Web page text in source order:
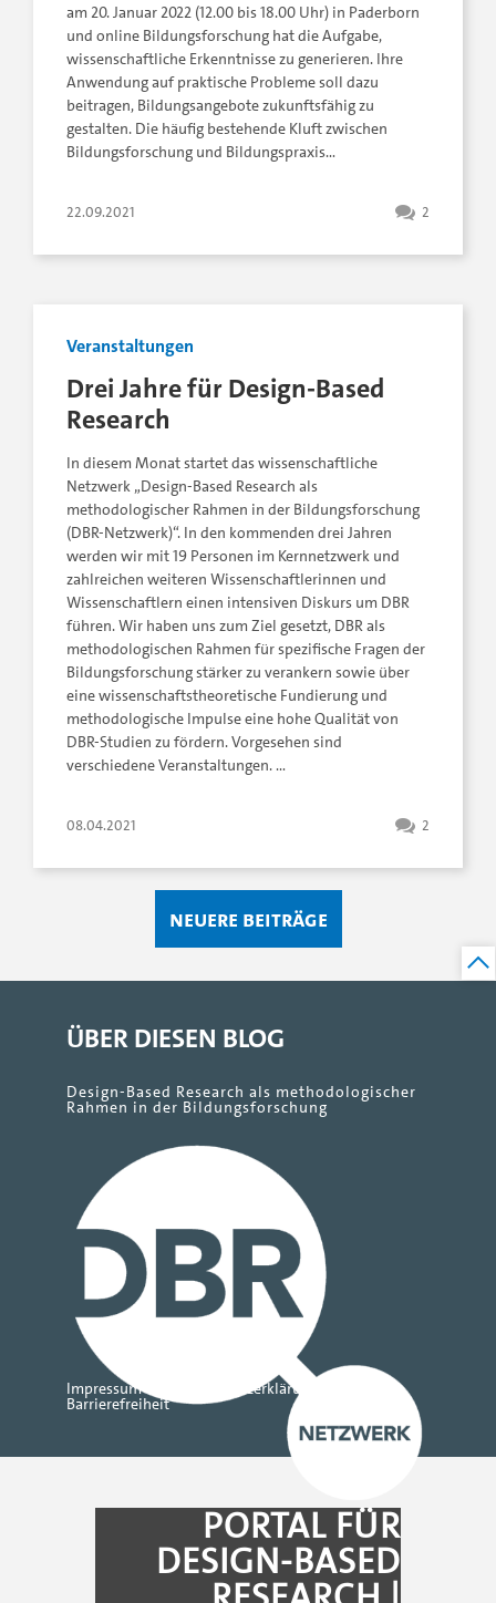
am 20. Januar 2022 (12.00 bis 18.00 Uhr) in Paderborn
und online Bildungsforschung hat die Aufgabe,
wissenschaftliche Erkenntnisse zu generieren. Ihre
Anwendung auf praktische Probleme soll dazu
beitragen, Bildungsangebote zukunftsfähig zu
gestalten. Die häufig bestehende Kluft zwischen
Bildungsforschung und Bildungspraxis…
22.09.2021 2
Veranstaltungen
Drei Jahre für Design-Based
Research
In diesem Monat startet das wissenschaftliche
Netzwerk „Design-Based Research als
methodologischer Rahmen in der Bildungsforschung
(DBR-Netzwerk)“. In den kommenden drei Jahren
werden wir mit 19 Personen im Kernnetzwerk und
zahlreichen weiteren Wissenschaftlerinnen und
Wissenschaftlern einen intensiven Diskurs um DBR
führen. Wir haben uns zum Ziel gesetzt, DBR als
methodologischen Rahmen für spezifische Fragen der
Bildungsforschung stärker zu verankern sowie über
eine wissenschaftstheoretische Fundierung und
methodologische Impulse eine hohe Qualität von
DBR-Studien zu fördern. Vorgesehen sind
verschiedene Veranstaltungen. …
08.04.2021 2
Neuere Beiträge
ÜBER DIESEN BLOG
Design-Based Research als methodologischer
Rahmen in der Bildungsforschung
PORTAL FÜR
DESIGN-BASED
Impressum Datenschutzerklärung
Barrierefreiheit